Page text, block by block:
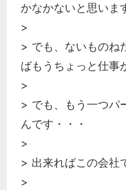
かなかないと思いま
>
> でも、ないものね
ばもうちょっと仕事
>
> でも、もう一つパ
んです・・・
>
> 出来ればこの会社
>